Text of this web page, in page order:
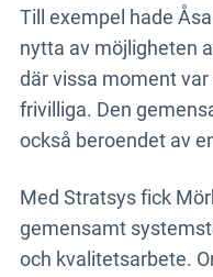
Till exempel hade
nytta av möjligheten
där vissa moment
frivilliga. Den
också beroendet av
Med Stratsys fick
gemensamt
och kvalitetsarbete.